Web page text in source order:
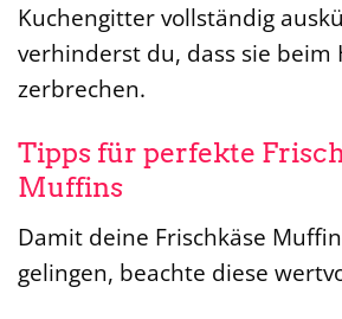
Kuchengitter vollständig
verhinderst du, dass sie beim
zerbrechen.
Tipps für perfekte
Muffins
Damit deine Frischkäse
gelingen, beachte diese